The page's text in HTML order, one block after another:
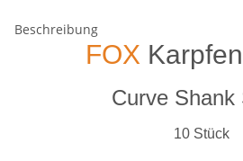
Beschreibung
FOX
Curve Shank
10 Stück